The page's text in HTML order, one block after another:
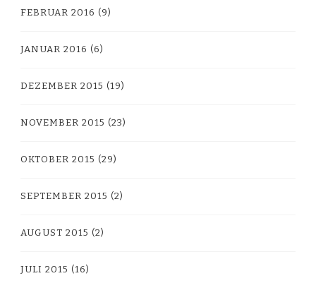
FEBRUAR 2016 (9)
JANUAR 2016 (6)
DEZEMBER 2015 (19)
NOVEMBER 2015 (23)
OKTOBER 2015 (29)
SEPTEMBER 2015 (2)
AUGUST 2015 (2)
JULI 2015 (16)